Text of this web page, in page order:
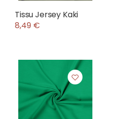
Tissu Jersey Kaki
8,49 €